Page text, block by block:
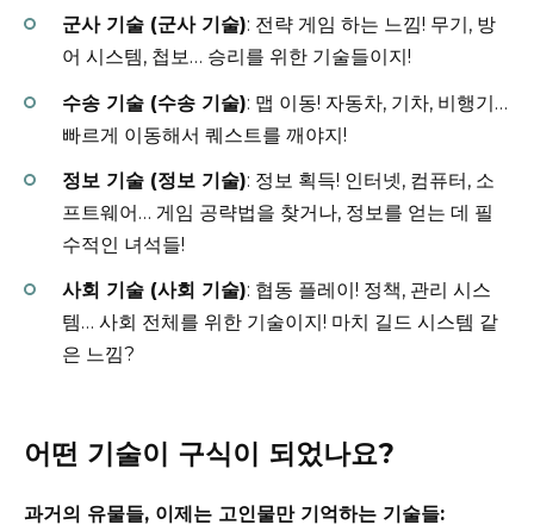
군사 기술 (군사 기술): 전략 게임 하는 느낌! 무기, 방
어 시스템, 첩보… 승리를 위한 기술들이지!
수송 기술 (수송 기술): 맵 이동! 자동차, 기차, 비행기…
빠르게 이동해서 퀘스트를 깨야지!
정보 기술 (정보 기술): 정보 획득! 인터넷, 컴퓨터, 소
프트웨어… 게임 공략법을 찾거나, 정보를 얻는 데 필
수적인 녀석들!
사회 기술 (사회 기술): 협동 플레이! 정책, 관리 시스
템… 사회 전체를 위한 기술이지! 마치 길드 시스템 같
은 느낌?
어떤 기술이 구식이 되었나요?
과거의 유물들, 이제는 고인물만 기억하는 기술들: